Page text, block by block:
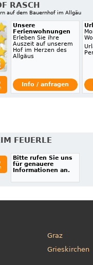
RASCH
auf dem Bauernhof im Allgäu
Unsere
Ferienwohnungen
Erleben Sie ihre
Auszeit auf unserem
Hof im Herzen des
Allgäus
Info / anfragen
FEUERLE
Bitte rufen Sie uns
für genauere
Informationen an.
Graz
Grieskirchen